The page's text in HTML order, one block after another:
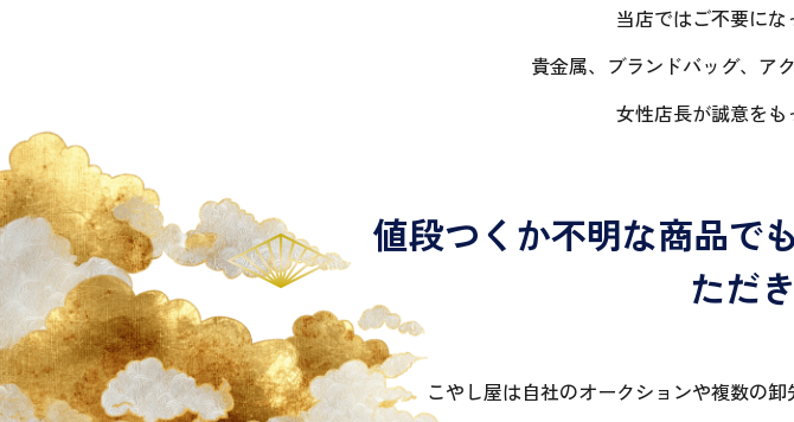
当店ではご不要に
貴金属、ブランドバッグ、ア
女性店長が誠意をも
値段つくか不明な商品で
ただ
こやし屋は自社のオークションや複数の